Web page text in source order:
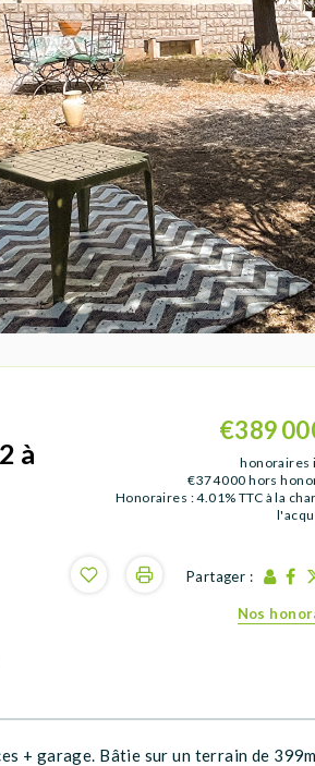
à
€389
honoraires
€374 000 hors
Honoraires : 4.01% TTC à la
Partager :
Nos
+ garage. Bâtie sur un terrain de